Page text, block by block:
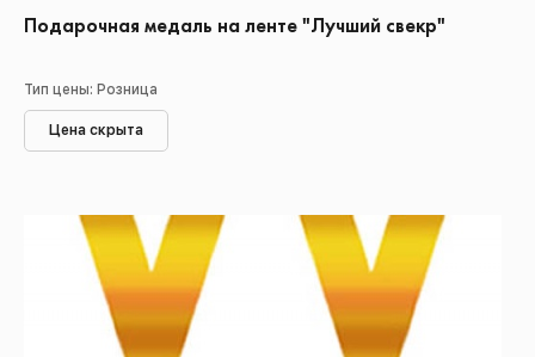
Подарочная медаль на ленте "Лучший свекр"
Тип цены: Розница
Цена скрыта